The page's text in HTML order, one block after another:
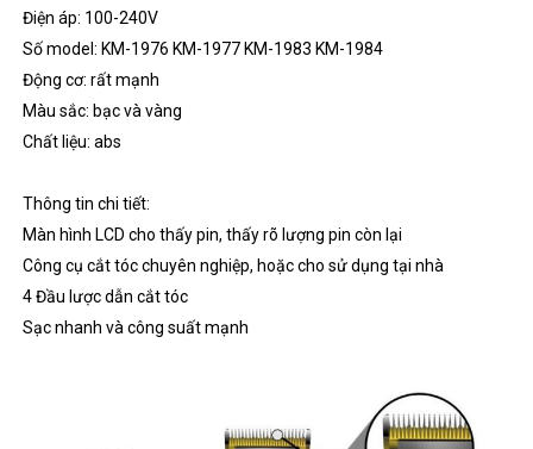
Điện áp: 100-240V
Số model: KM-1976 KM-1977 KM-1983 KM-1984
Động cơ: rất mạnh
Màu sắc: bạc và vàng
Chất liệu: abs
Thông tin chi tiết:
Màn hình LCD cho thấy pin, thấy rõ lượng pin còn lại
Công cụ cắt tóc chuyên nghiệp, hoặc cho sử dụng tại nhà
4 Đầu lược dẫn cắt tóc
Sạc nhanh và công suất mạnh